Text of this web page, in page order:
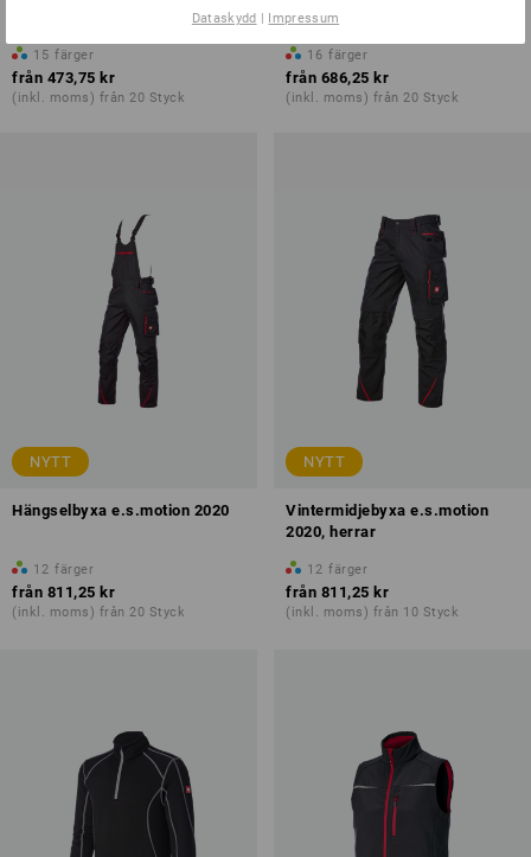
15 färger
från 473,75 kr
(inkl. moms) från 20 Styck
16 färger
från 686,25 kr
(inkl. moms) från 20 Styck
NYTT
Hängselbyxa e.s.motion 2020
12 färger
från 811,25 kr
(inkl. moms) från 20 Styck
NYTT
Vintermidjebyxa e.s.motion
2020, herrar
12 färger
från 811,25 kr
(inkl. moms) från 10 Styck
Dataskydd | Impressum